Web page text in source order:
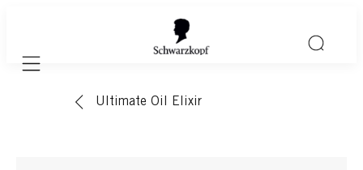
Mobile navigation
Ultimate Oil Elixir